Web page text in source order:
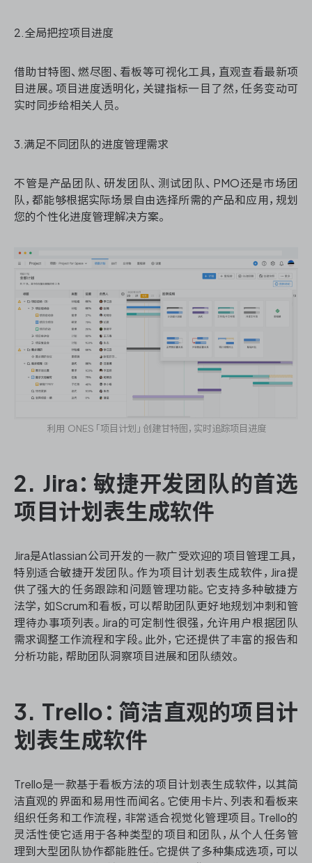
2.全局把控项目进度
借助甘特图、燃尽图、看板等可视化工具，直观查看最新项
目进展。项目进度透明化，关键指标一目了然，任务变动可
实时同步给相关人员。
3.满足不同团队的进度管理需求
不管是产品团队、研发团队、测试团队、PMO还是市场团
队，都能够根据实际场景自由选择所需的产品和应用，规划
您的个性化进度管理解决方案。
利用 ONES「项目计划」创建甘特图，实时追踪项目进度
2. Jira：敏捷开发团队的首选
项目计划表生成软件
Jira是Atlassian公司开发的一款广受欢迎的项目管理工具，
特别适合敏捷开发团队。作为项目计划表生成软件，Jira提
供了强大的任务跟踪和问题管理功能。它支持多种敏捷方
法学，如Scrum和看板，可以帮助团队更好地规划冲刺和管
理待办事项列表。Jira的可定制性很强，允许用户根据团队
需求调整工作流程和字段。此外，它还提供了丰富的报告和
分析功能，帮助团队洞察项目进展和团队绩效。
3. Trello：简洁直观的项目计
划表生成软件
Trello是一款基于看板方法的项目计划表生成软件，以其简
洁直观的界面和易用性而闻名。它使用卡片、列表和看板来
组织任务和工作流程，非常适合视觉化管理项目。Trello的
灵活性使它适用于各种类型的项目和团队，从个人任务管
理到大型团队协作都能胜任。它提供了多种集成选项，可以